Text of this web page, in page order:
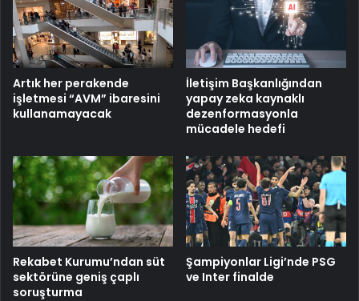
Artık her perakende
işletmesi “AVM” ibaresini
kullanamayacak
İletişim Başkanlığından
yapay zeka kaynaklı
dezenformasyonla
mücadele hedefi
Rekabet Kurumu’ndan süt
sektörüne geniş çaplı
soruşturma
Şampiyonlar Ligi’nde PSG
ve Inter finalde